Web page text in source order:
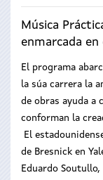
Música
enmarcada
El programa
la súa carrera la
de obras ayuda a
conforman la
El
de Bresnick en
Eduardo